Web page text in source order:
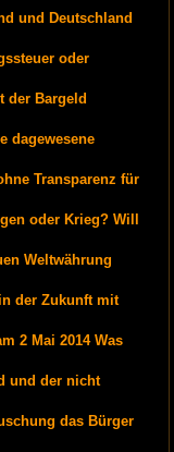
und Deutschland
oder
der Bargeld
dagewesene
Transparenz für
oder Krieg? Will
Weltwährung
der Zukunft mit
2 Mai 2014 Was
und der nicht
das Bürger